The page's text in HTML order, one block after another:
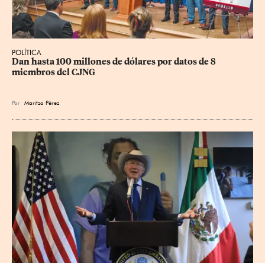
POLÍTICA
Dan hasta 100 millones de dólares por datos de 8
miembros del CJNG
Por Maritza Pérez